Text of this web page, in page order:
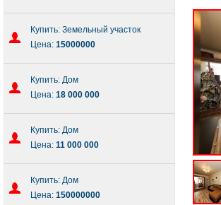
Купить: Земельный участок
Цена: 15000000
Купить: Дом
Цена: 18 000 000
Купить: Дом
Цена: 11 000 000
Купить: Дом
Цена: 150000000